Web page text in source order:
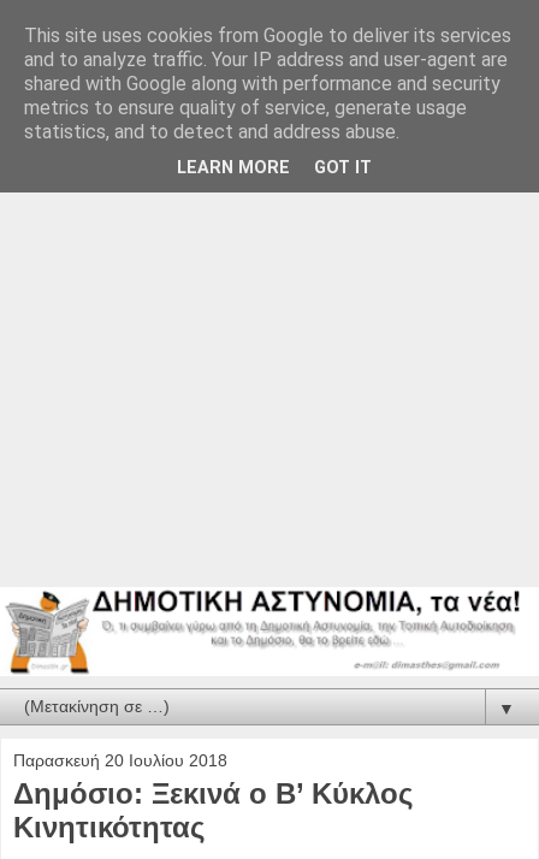
▼
Παρασκευή 20 Ιουλίου 2018
Δημόσιο: Ξεκινά ο Β’ Κύκλος
Κινητικότητας
This site uses cookies from Google to deliver its services
and to analyze traffic. Your IP address and user-agent are
shared with Google along with performance and security
metrics to ensure quality of service, generate usage
statistics, and to detect and address abuse.
LEARN MORE GOT IT